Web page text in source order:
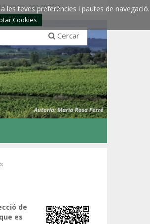
teves preferències i pautes de navegació.
Cookies
Idiomes:esp engfra
Cercar
de
es